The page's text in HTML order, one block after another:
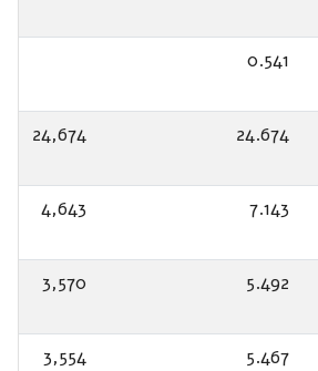
0.541
24.674
24,674
7.143
4,643
5.492
3,570
5.467
3,554